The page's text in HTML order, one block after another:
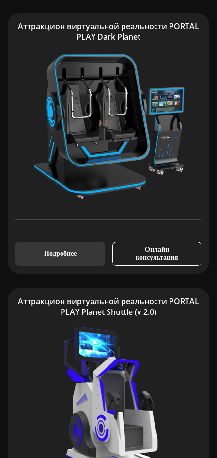
Аттракцион виртуальной реальности PORTAL
PLAY Dark Planet
Подробнее
Онлайн
консультация
Аттракцион виртуальной реальности PORTAL
PLAY Planet Shuttle (v 2.0)